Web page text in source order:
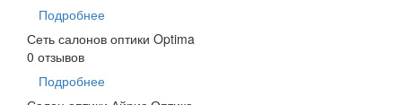
Подробнее
Сеть салонов оптики Optima
0 отзывов
Подробнее